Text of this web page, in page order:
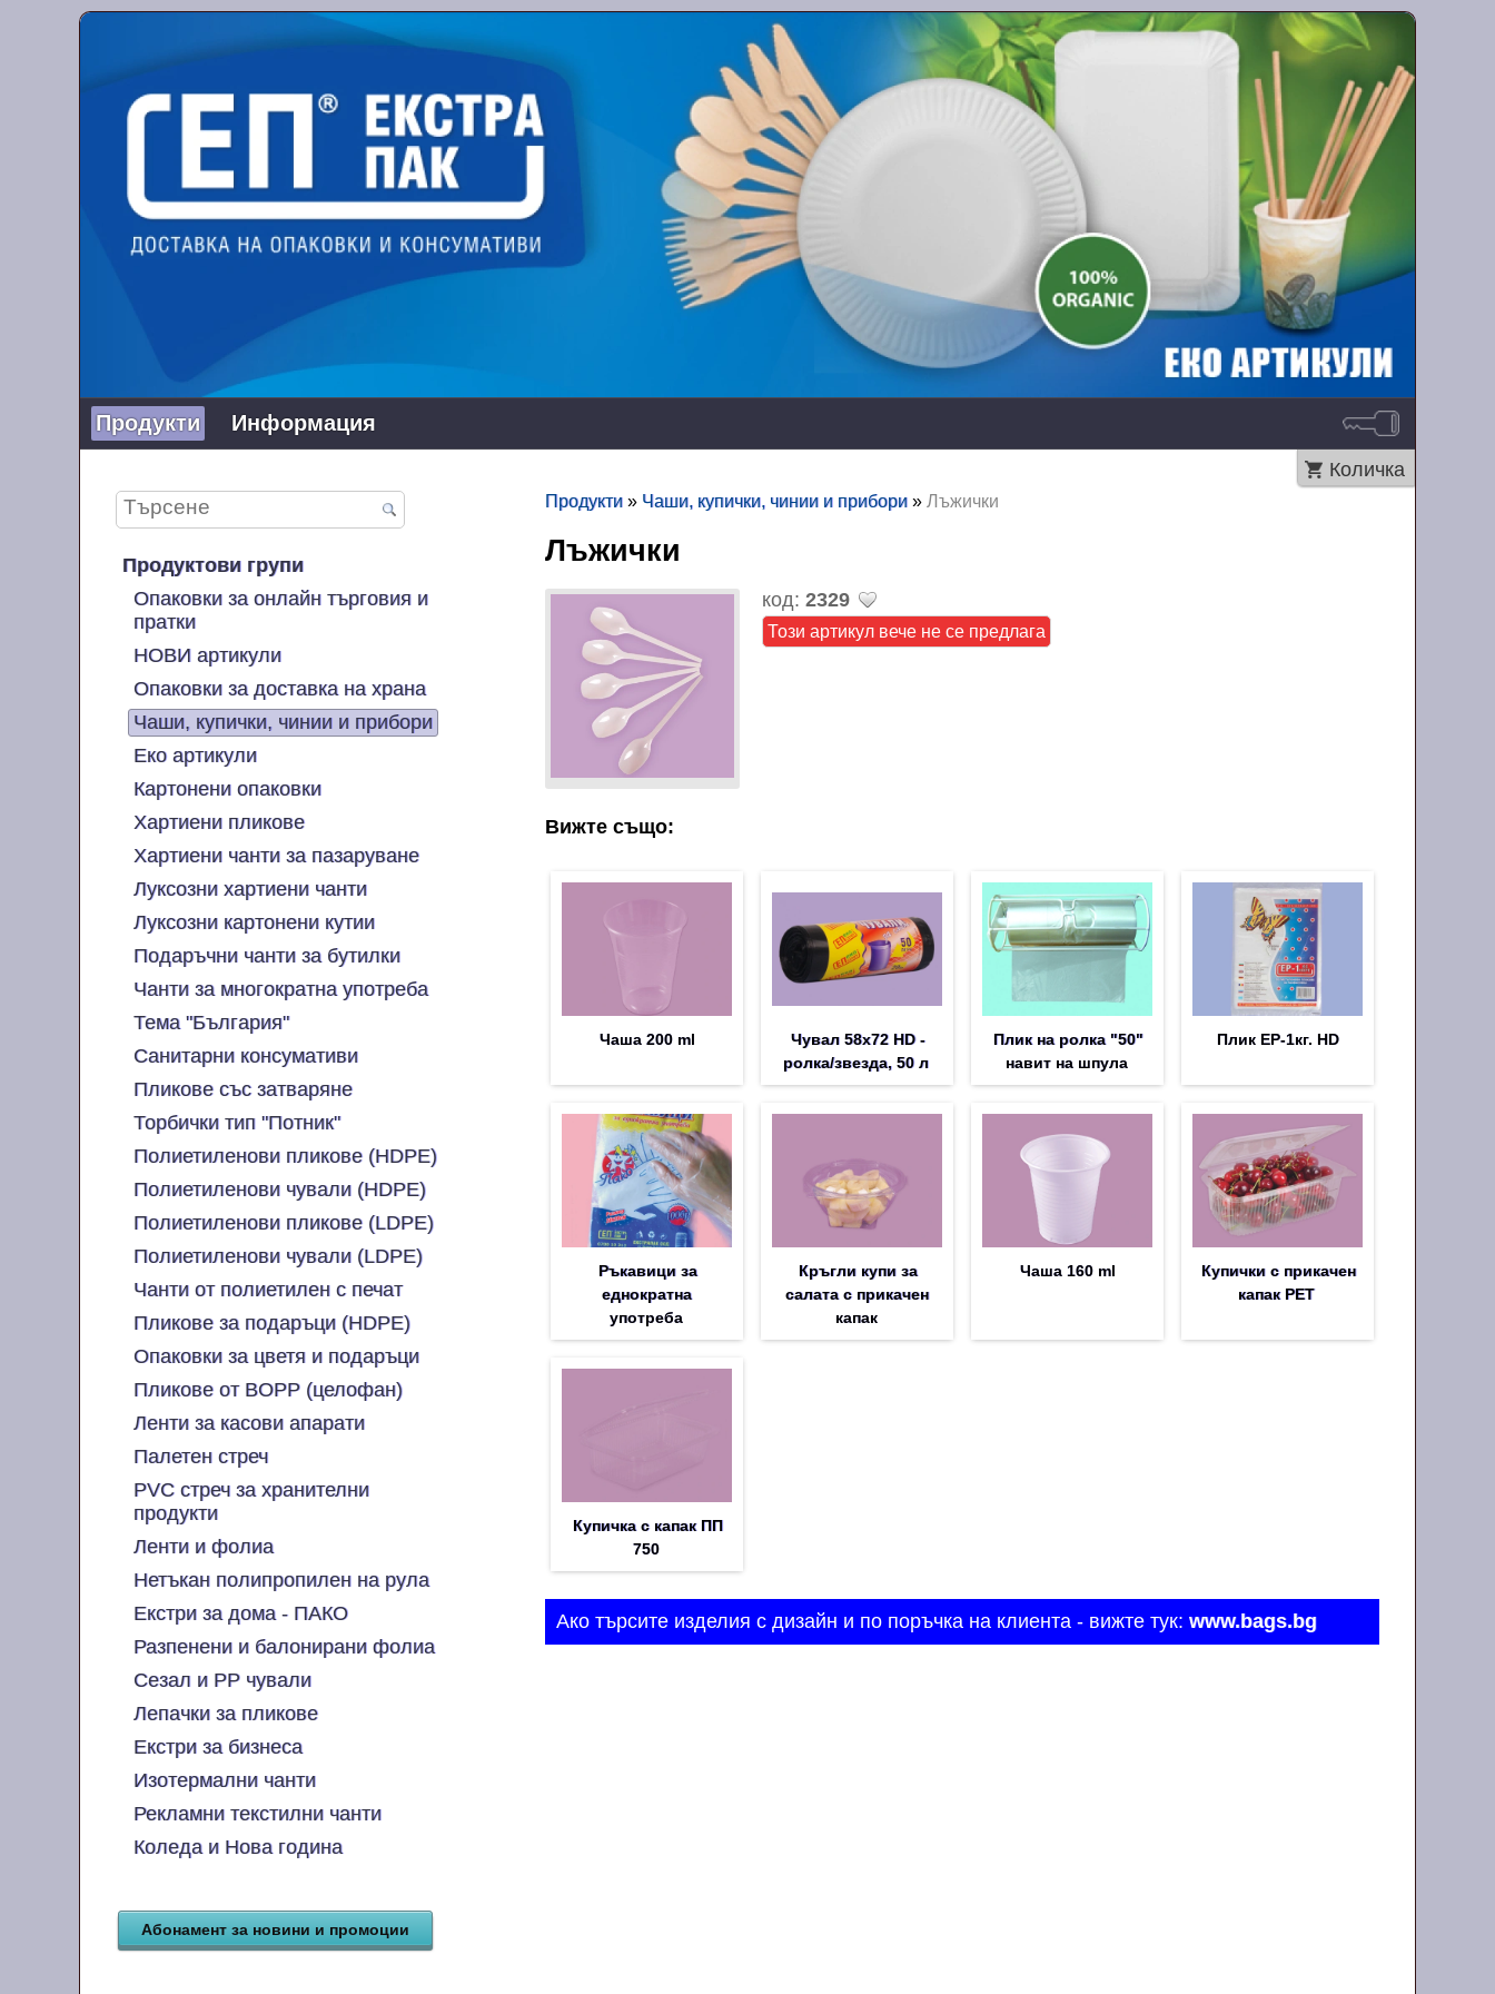
Продукти Информация
Количка
Продуктови групи
Опаковки за онлайн търговия и
пратки
НОВИ артикули
Опаковки за доставка на храна
Чаши, купички, чинии и прибори
Еко артикули
Картонени опаковки
Хартиени пликове
Хартиени чанти за пазаруване
Луксозни хартиени чанти
Луксозни картонени кутии
Подаръчни чанти за бутилки
Чанти за многократна употреба
Тема "България"
Санитарни консумативи
Пликове със затваряне
Торбички тип "Потник"
Полиетиленови пликове (HDPE)
Полиетиленови чували (HDPE)
Полиетиленови пликове (LDPE)
Полиетиленови чували (LDPE)
Чанти от полиетилен с печат
Пликове за подаръци (HDPE)
Опаковки за цветя и подаръци
Пликове от BOPP (целофан)
Ленти за касови апарати
Палетен стреч
PVC стреч за хранителни
продукти
Ленти и фолиа
Нетъкан полипропилен на рула
Екстри за дома - ПАКО
Разпенени и балонирани фолиа
Сезал и PP чували
Лепачки за пликове
Екстри за бизнеса
Изотермални чанти
Рекламни текстилни чанти
Коледа и Нова година
Продукти » Чаши, купички, чинии и прибори »Лъжички
Лъжички
код:2329
Този артикул вече не се предлага
Вижте също:
Чаша 200 ml
Чувал 58х72 HD -
ролка/звезда, 50 л
Плик на ролка "50"
навит на шпула
Плик EP-1кг. HD
Ръкавици за
еднократна
употреба
Кръгли купи за
салата с прикачен
капак
Чаша 160 ml
Купички с прикачен
капак PET
Купичка с капак ПП
750
Ако търсите изделия с дизайн и по поръчка на клиента - вижте тук:www.bags.bg